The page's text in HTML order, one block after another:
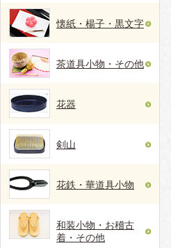
懐紙・楊子・黒文字
茶道具小物・その他
花器
剣山
花鉄・華道具小物
和装小物・お稽古
着・その他